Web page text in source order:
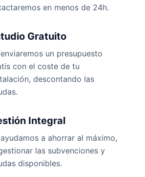
en menos de 24h.
Gratuito
un presupuesto
con el coste de tu
descontando las
Integral
a ahorrar al máximo,
las subvenciones y
disponibles.